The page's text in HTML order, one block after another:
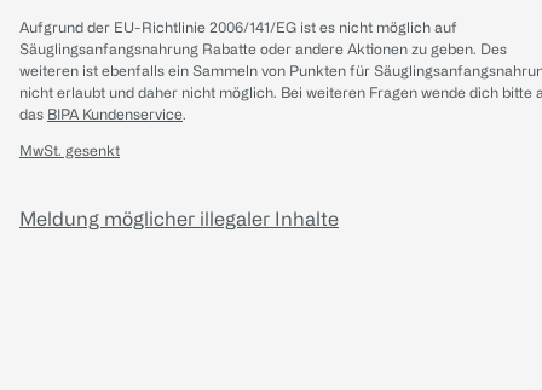
Aufgrund der EU-Richtlinie 2006/141/EG ist es nicht möglich auf
Säuglingsanfangsnahrung Rabatte oder andere Aktionen zu geben. Des
weiteren ist ebenfalls ein Sammeln von Punkten für
nicht erlaubt und daher nicht möglich. Bei weiteren Fragen wende dich bitte
das BIPA Kundenservice.
MwSt. gesenkt
Meldung möglicher illegaler Inhalte